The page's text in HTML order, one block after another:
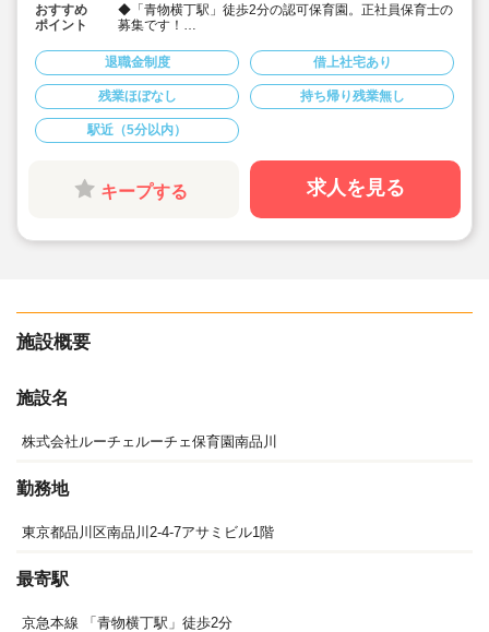
おすすめ
ポイント
◆「青物横丁駅」徒歩2分の認可保育園。正社員保育士の
募集です！
ヶ月♪
◆年間休日123日。残業や持ち帰り仕事も無く、プライ
ベートの時間も充実♪
◆勤務地や姉妹園の異動なし！ご希望通りの園で長くは
たらくことができます。
◆借上げ社宅制度・各種祝い金・退職金制度など、職員
のための制度が充実しています♪
◆園舎や設備は綺麗で新しく、ガラス張りの玄関にあし
らわれた、かわいいらしい動物のデザインが魅力です。
◆外部講師によるカリキュラムや、国内外のプロの演奏
家を招いての生演奏など、当園ならではの機会も設けて
退職金制度 借上社宅あり
残業ほぼなし 持ち帰り残業無し
駅近（5分以内）
キープする 求人を見る
施設概要
施設名
株式会社ルーチェルーチェ保育園南品川
勤務地
東京都品川区南品川2-4-7アサミビル1階
最寄駅
京急本線 「青物横丁駅」徒歩2分